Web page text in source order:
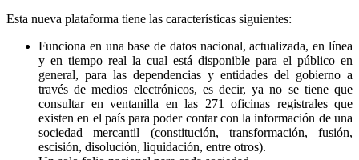
Esta nueva plataforma tiene las características siguientes:
Funciona en una base de datos nacional, actualizada, en línea
y en tiempo real la cual está disponible para el público en
general, para las dependencias y entidades del gobierno a
través de medios electrónicos, es decir, ya no se tiene que
consultar en ventanilla en las 271 oficinas registrales que
existen en el país para poder contar con la información de una
sociedad mercantil (constitución, transformación, fusión,
escisión, disolución, liquidación, entre otros).